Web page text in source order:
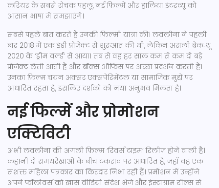
करियर के सबसे रोचक पहलू, नई फ़िल्में और हालिया इंटरव्यू को
आसान भाषा में समझाएंगे।
सबसे पहले बात करते हैं उनकी फिल्मी यात्रा की। लवलीना ने पहली
बार 2018 में एक इंडी प्रोजेक्ट से शुरुआत की थी, लेकिन असली ब्रेक‑थ्रू
2020 के ‘ड्रीम वर्ल्ड’ से आया। तब से वह हर साल कम से कम दो बड़े
प्रोजेक्ट लेती आती हैं और बॉक्स ऑफिस पर अच्छा प्रदर्शन करती हैं।
उनका फ़िल्म चयन अक्सर एक्सपेरिमेंटल या सामाजिक मुद्दों पर
आधारित रहता है, इसलिए दर्शकों को नया अनुभव मिलता है।
नई फिल्में और प्रोमोशन
एक्टिविटी
अभी लवलीना की अगली फ़िल्म ‘रिवर्स टाइम’ रिलीज़ होने वाली है।
कहानी दो समयरेखाओं के बीच टकराव पर आधारित है, जहाँ वह एक
सशक्त महिला पत्रकार का किरदार निभा रही हैं। प्रमोशन में उन्होंने
अपने फॉलोवर्स को खास वीडियो संदेश भेजे और इंस्टाग्राम रील्स से